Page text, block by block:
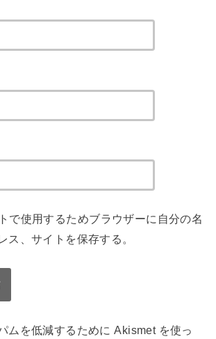
で使用するためブラウザーに自分の名
ス、サイトを保存する。
ムを低減するために Akismet を使っ